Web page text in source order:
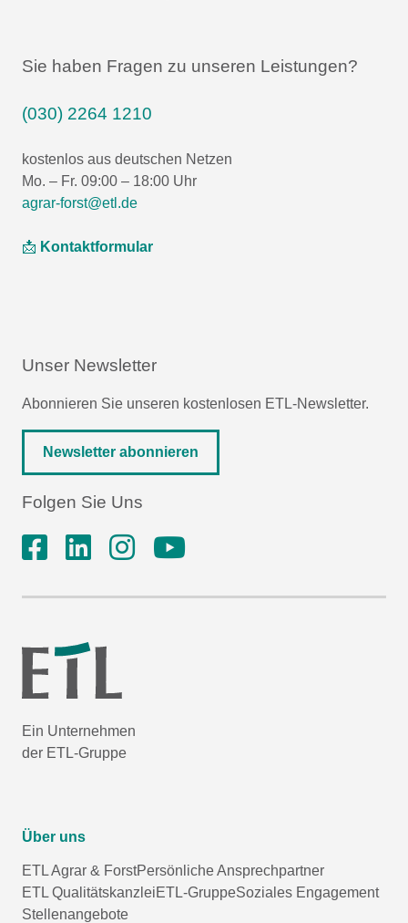
Sie haben Fragen zu unseren Leistungen?
(030) 2264 1210
kostenlos aus deutschen Netzen
Mo. – Fr. 09:00 – 18:00 Uhr
agrar-forst@etl.de
📩 Kontaktformular
Unser Newsletter
Abonnieren Sie unseren kostenlosen ETL-Newsletter.
Newsletter abonnieren
Folgen Sie Uns
Ein Unternehmen
der ETL-Gruppe
Über uns
ETL Agrar & ForstPersönliche Ansprechpartner
ETL QualitätskanzleiETL-GruppeSoziales Engagement
Stellenangebote